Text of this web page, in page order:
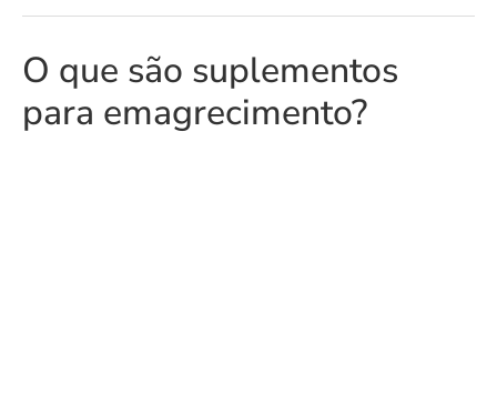
O que são suplementos
para emagrecimento?